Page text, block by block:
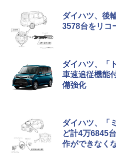
ダイハツ、後
3578台をリコ
ダイハツ、「
車速追従機能
備強化
ダイハツ、「
ど計4万6845
作ができなく